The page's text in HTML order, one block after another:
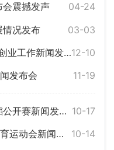
04-24
震撼发声
03-03
情况发布
12-10
工作新闻发布会
11-19
发布会
10-17
赛新闻发布会
10-14
会新闻发布会